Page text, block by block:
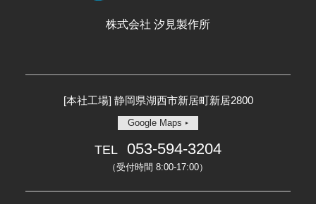
株式会社 汐見製作所
[本社工場] 静岡県湖西市新居町新居2800
Google Maps
TEL 053-594-3204
（受付時間 8:00-17:00）